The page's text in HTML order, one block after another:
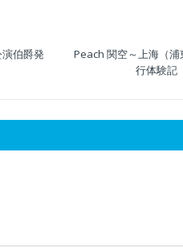
伯爵発
Peach 関空～上海（
行体験記